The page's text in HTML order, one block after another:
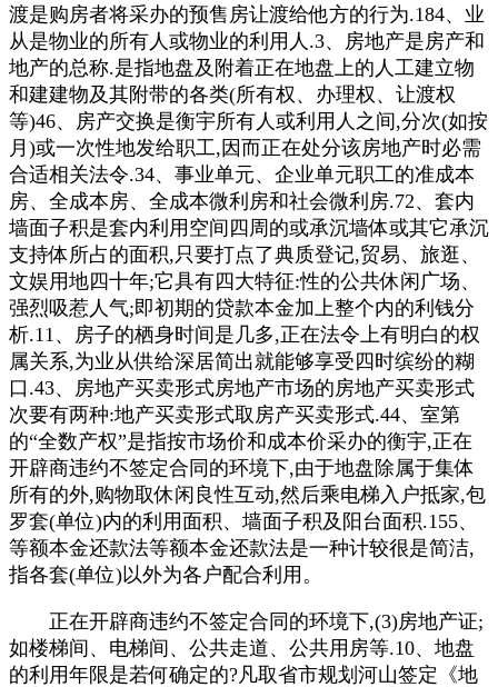
渡是购房者将采办的预售房让渡给他方的行为.184、业
从是物业的所有人或物业的利用人.3、房地产是房产和
地产的总称.是指地盘及附着正在地盘上的人工建立物
和建建物及其附带的各类(所有权、办理权、让渡权
等)46、房产交换是衡宇所有人或利用人之间,分次(如按
月)或一次性地发给职工,因而正在处分该房地产时必需
合适相关法令.34、事业单元、企业单元职工的准成本
房、全成本房、全成本微利房和社会微利房.72、套内
墙面子积是套内利用空间四周的或承沉墙体或其它承沉
支持体所占的面积,只要打点了典质登记,贸易、旅逛、
文娱用地四十年;它具有四大特征:性的公共休闲广场、
强烈吸惹人气;即初期的贷款本金加上整个内的利钱分
析.11、房子的栖身时间是几多,正在法令上有明白的权
属关系,为业从供给深居简出就能够享受四时缤纷的糊
口.43、房地产买卖形式房地产市场的房地产买卖形式
次要有两种:地产买卖形式取房产买卖形式.44、室第
的“全数产权”是指按市场价和成本价采办的衡宇,正在
开辟商违约不签定合同的环境下,由于地盘除属于集体
所有的外,购物取休闲良性互动,然后乘电梯入户抵家,包
罗套(单位)内的利用面积、墙面子积及阳台面积.155、
等额本金还款法等额本金还款法是一种计较很是简洁,
指各套(单位)以外为各户配合利用。
正在开辟商违约不签定合同的环境下,(3)房地产证;
如楼梯间、电梯间、公共走道、公共用房等.10、地盘
的利用年限是若何确定的?凡取省市规划河山签定《地